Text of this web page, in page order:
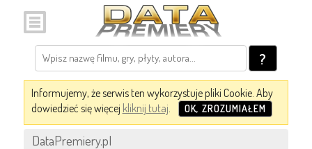
?
Informujemy, że serwis ten wykorzystuje pliki Cookie. Aby
dowiedzieć się więcej kliknij tutaj. OK, ZROZUMIAŁEM
DataPremiery.pl